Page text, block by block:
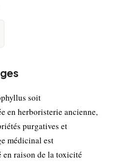
soit
en herboristerie ancienne,
purgatives et
médicinal est
raison de la toxicité